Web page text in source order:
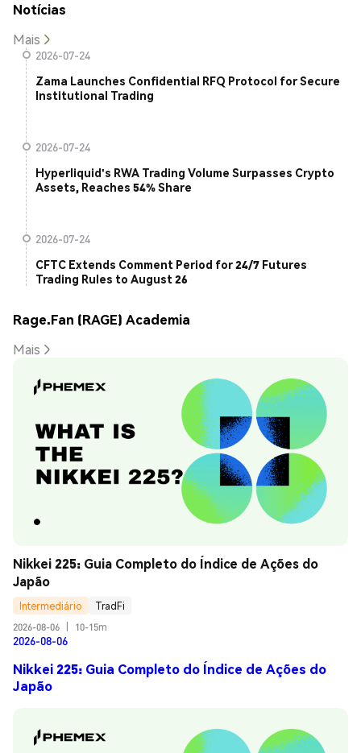
Notícias
Mais
2026-07-24
Zama Launches Confidential RFQ Protocol for Secure
Institutional Trading
2026-07-24
Hyperliquid's RWA Trading Volume Surpasses Crypto
Assets, Reaches 54% Share
2026-07-24
CFTC Extends Comment Period for 24/7 Futures
Trading Rules to August 26
Rage.Fan (RAGE) Academia
Mais
Nikkei 225: Guia Completo do Índice de Ações do
Japão
Intermediário
TradFi
2026-08-06
10-15m
2026-08-06
Nikkei 225: Guia Completo do Índice de Ações do
Japão